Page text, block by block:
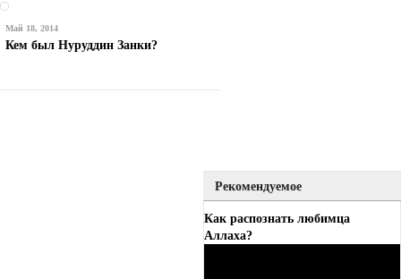
Май 18, 2014
Кем был Нуруддин Занки?
Рекомендуемое
Как распознать любимца
Аллаха?